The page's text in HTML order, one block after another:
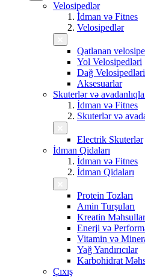
Velosipedlər
İdman və Fitnes
Velosipedlər
Qatlanan
Yol Velosipedləri
Dağ Velosipedləri
Aksesuarlar
Skuterlər və
İdman və Fitnes
Skuterlər və
Electrik Skuterlər
İdman Qidaları
İdman və Fitnes
İdman Qidaları
Protein Tozları
Amin Turşuları
Kreatin
Enerji və
Vitamin və
Yağ Yandırıcılar
Karbohidrat
Çıxış